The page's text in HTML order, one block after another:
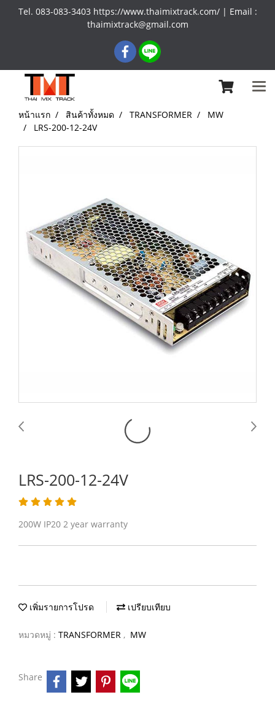
Tel. 083-083-3403 https://www.thaimixtrack.com/ | Email :
thaimixtrack@gmail.com
หน้าแรก สินค้าทั้งหมด TRANSFORMER
MW
LRS-200-12-24V
LRS-200-12-24V
200W IP20 2 year warranty
เพิ่มรายการโปรด เปรียบเทียบ
หมวดหมู่ : TRANSFORMER , MW
Share